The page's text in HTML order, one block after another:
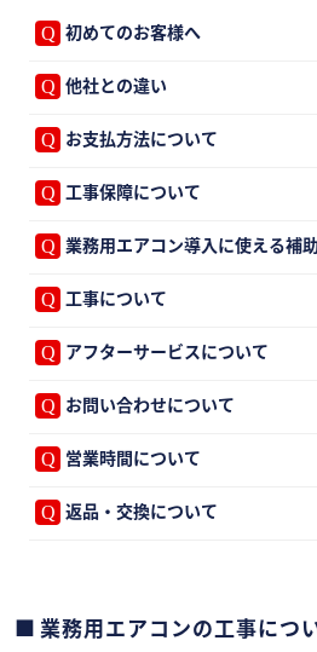
初めてのお客様へ
他社との違い
お支払方法について
工事保障について
業務用エアコン導入に使える補
工事について
アフターサービスについて
お問い合わせについて
営業時間について
返品・交換について
業務用エアコンの工事につ